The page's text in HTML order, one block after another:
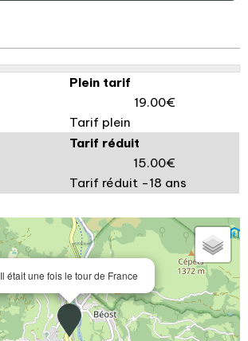
Plein tarif
19.00€
Tarif plein
Tarif réduit
15.00€
Tarif réduit -18 ans
Il était une fois le tour de France